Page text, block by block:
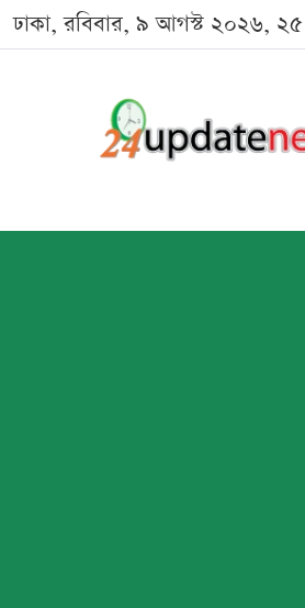
ঢাকা, রবিবার, ৯ আগস্ট ২০২৬, ২৫